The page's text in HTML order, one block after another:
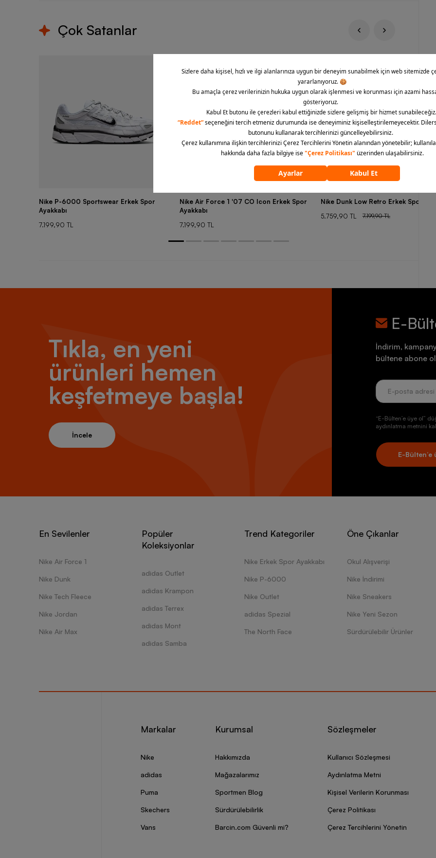
Çok Satanlar
Nike P-6000 Sportswear Erkek Spor
Ayakkabı
7.199,90 TL
Nike Air Force 1 '07 CO Icon Erkek Spor
Ayakkabı
7.199,90 TL
Nike Dunk Low Retro Erkek Spor
5.759,90 TL
7.199,90 TL
Tıkla, en yeni
ürünleri hemen
keşfetmeye başla!
İncele
E-
İndirim,
bültene abone
“E-Bülten’e üye ol”
aydınlatma metnini
E-Bülten’e
En Sevilenler
Nike Air Force 1
Nike Dunk
Nike Tech Fleece
Nike Jordan
Nike Air Max
Popüler
Koleksiyonlar
adidas Outlet
adidas Krampon
adidas Terrex
adidas Mont
adidas Samba
Trend Kategoriler
Nike Erkek Spor Ayakkabı
Nike P-6000
Nike Outlet
adidas Spezial
The North Face
Öne Çıkanlar
Okul Alışverişi
Nike İndirimi
Nike Sneakers
Nike Yeni Sezon
Sürdürülebilir Ürünler
Markalar
Nike
adidas
Puma
Skechers
Vans
Kurumsal
Hakkımızda
Mağazalarımız
Sportmen Blog
Sürdürülebilirlik
Barcin.com Güvenli mi?
Sözleşmeler
Kullanıcı Sözleşmesi
Aydınlatma Metni
Kişisel Verilerin Korunması
Çerez Politikası
Çerez Tercihlerini Yönetin